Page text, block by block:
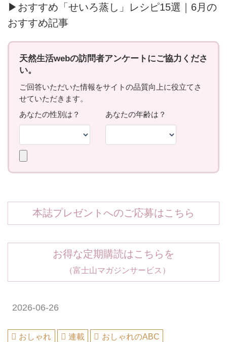
▶おすすめ「せいろ蒸し」レシピ15選｜6月の
おすすめ記事
本誌プレゼントへのご応募はこちら
お得な定期購読はこちらを
（富士山マガジンサービス）
2026-06-26
おしゃれ 連載
おしゃれのABC